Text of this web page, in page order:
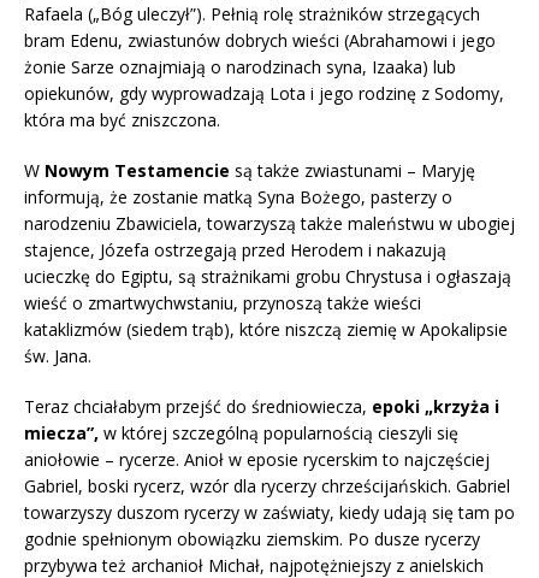
Rafaela („Bóg uleczył”). Pełnią rolę strażników strzegących
bram Edenu, zwiastunów dobrych wieści (Abrahamowi i jego
żonie Sarze oznajmiają o narodzinach syna, Izaaka) lub
opiekunów, gdy wyprowadzają Lota i jego rodzinę z Sodomy,
która ma być zniszczona.
W Nowym Testamencie są także zwiastunami – Maryję
informują, że zostanie matką Syna Bożego, pasterzy o
narodzeniu Zbawiciela, towarzyszą także maleństwu w ubogiej
stajence, Józefa ostrzegają przed Herodem i nakazują
ucieczkę do Egiptu, są strażnikami grobu Chrystusa i ogłaszają
wieść o zmartwychwstaniu, przynoszą także wieści
kataklizmów (siedem trąb), które niszczą ziemię w Apokalipsie
św. Jana.
Teraz chciałabym przejść do średniowiecza, epoki „krzyża i
miecza”, w której szczególną popularnością cieszyli się
aniołowie – rycerze. Anioł w eposie rycerskim to najczęściej
Gabriel, boski rycerz, wzór dla rycerzy chrześcijańskich. Gabriel
towarzyszy duszom rycerzy w zaświaty, kiedy udają się tam po
godnie spełnionym obowiązku ziemskim. Po dusze rycerzy
przybywa też archanioł Michał, najpotężniejszy z anielskich